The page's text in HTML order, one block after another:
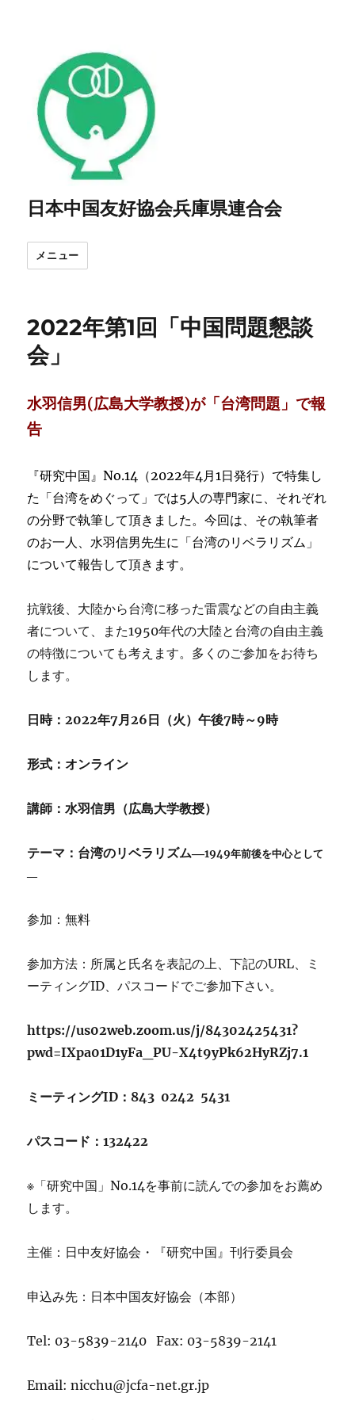
日本中国友好協会兵庫県連合会
メニュー
2022年第1回「中国問題懇談
会」
水羽信男(広島大学教授)が「台湾問題」で報
告
『研究中国』No.14（2022年4月1日発行）で特集し
た「台湾をめぐって」では5人の専門家に、それぞれ
の分野で執筆して頂きました。今回は、その執筆者
のお一人、水羽信男先生に「台湾のリベラリズム」
について報告して頂きます。
抗戦後、大陸から台湾に移った雷震などの自由主義
者について、また1950年代の大陸と台湾の自由主義
の特徴についても考えます。多くのご参加をお待ち
します。
日時：2022年7月26日（火）午後7時～9時
形式：オンライン
講師：水羽信男（広島大学教授）
テーマ：台湾のリベラリズム―1949年前後を中心として
―
参加：無料
参加方法：所属と氏名を表記の上、下記のURL、ミ
ーティングID、パスコードでご参加下さい。
https://us02web.zoom.us/j/84302425431?
pwd=IXpa01D1yFa_PU-X4t9yPk62HyRZj7.1
ミーティングID：843 0242 5431
パスコード：132422
※「研究中国」No.14を事前に読んでの参加をお薦め
します。
主催：日中友好協会・『研究中国』刊行委員会
申込み先：日本中国友好協会（本部）
Tel: 03-5839-2140 Fax: 03-5839-2141
Email: nicchu@jcfa-net.gr.jp